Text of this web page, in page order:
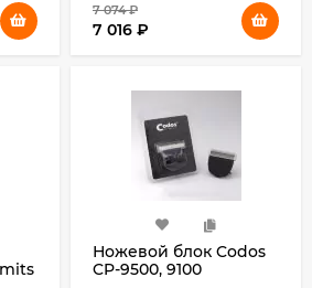
7 074₽
7 016 ₽
Ножевой блок Codos
CP-9500, 9100